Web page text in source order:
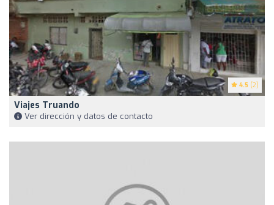
4.5 (2)
Viajes Truando
Ver dirección y datos de contacto